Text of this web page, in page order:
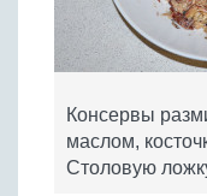
Консервы
маслом,
Столовую